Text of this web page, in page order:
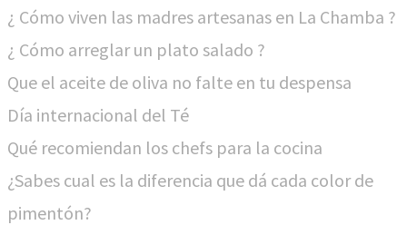
¿ Cómo viven las madres artesanas en La Chamba ?
¿ Cómo arreglar un plato salado ?
Que el aceite de oliva no falte en tu despensa
Día internacional del Té
Qué recomiendan los chefs para la cocina
¿Sabes cual es la diferencia que dá cada color de
pimentón?